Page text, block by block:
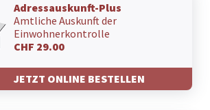
Adressauskunft-Plus
Amtliche Auskunft der
Einwohnerkontrolle
CHF 29.00
JETZT ONLINE BESTELLEN